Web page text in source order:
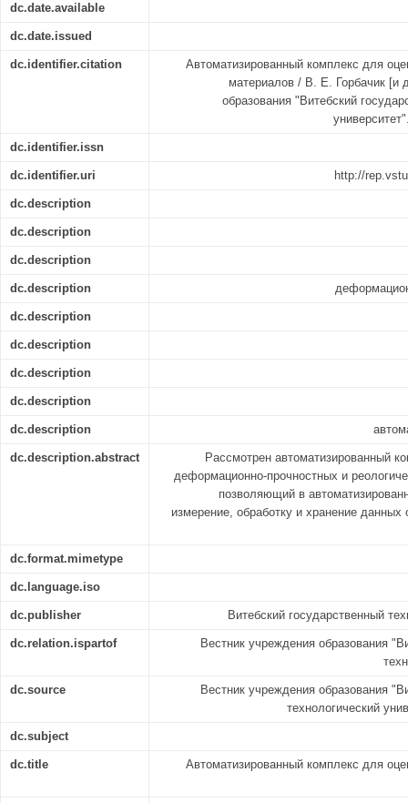
dc.date.available
dc.date.issued
dc.identifier.citation
Автоматизированный комплекс для
материалов / В. Е. Горбачик [и
образования "Витебский
dc.identifier.issn
dc.identifier.uri http://
dc.description
dc.description
dc.description
dc.description
dc.description
dc.description
dc.description
dc.description
dc.description
dc.description.abstract
Рассмотрен автоматизированный
деформационно-прочностных и
позволяющий в
измерение, обработку и хранение данных
dc.format.mimetype
dc.language.iso
dc.publisher Витебский государственный
dc.relation.ispartof
Вестник учреждения образования
dc.source
Вестник учреждения образования
технологический
dc.subject
dc.title Автоматизированный комплекс для